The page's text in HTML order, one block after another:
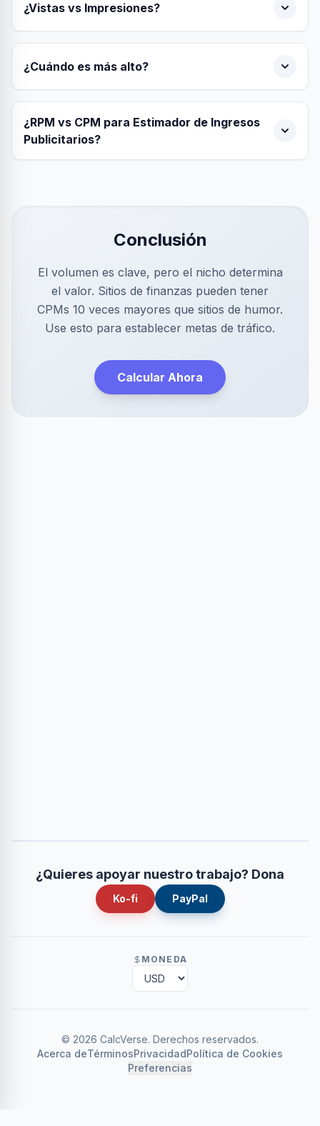
¿Vistas vs Impresiones?
¿Cuándo es más alto?
¿RPM vs CPM para Estimador de Ingresos
Publicitarios?
Conclusión
El volumen es clave, pero el nicho determina
el valor. Sitios de finanzas pueden tener
CPMs 10 veces mayores que sitios de humor.
Use esto para establecer metas de tráfico.
Calcular Ahora
¿Quieres apoyar nuestro trabajo? Dona
Ko-fi PayPal
MONEDA
© 2026 CalcVerse. Derechos reservados.
Acerca deTérminosPrivacidadPolítica de Cookies
Preferencias